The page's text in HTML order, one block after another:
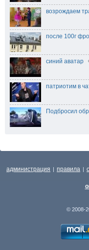
возрождаем
после 100г
синий аватар
патриотим в
Подбросил
администрация | правила |
© 2008-